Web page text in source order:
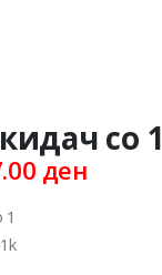
со 1
ден.
денCurrent
1